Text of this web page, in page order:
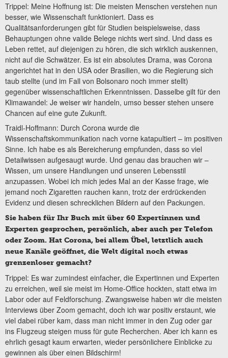
Trippel: Meine Hoffnung ist: Die meisten Menschen verstehen nun
besser, wie Wissenschaft funktioniert. Dass es
Qualitätsanforderungen gibt für Studien beispielsweise, dass
Behauptungen ohne valide Belege nichts wert sind. Und dass es
Leben rettet, auf diejenigen zu hören, die sich wirklich auskennen,
nicht auf die Schwätzer. Es ist ein absolutes Drama, was Corona
angerichtet hat in den USA oder Brasilien, wo die Regierung sich
taub stellte (und im Fall von Bolsonaro noch immer stellt)
gegenüber wissenschaftlichen Erkenntnissen. Dasselbe gilt für den
Klimawandel: Je weiser wir handeln, umso besser stehen unsere
Chancen auf eine gute Zukunft.
Traidl-Hoffmann: Durch Corona wurde die
Wissenschaftskommunikation nach vorne katapultiert – im positiven
Sinne. Ich habe es als Bereicherung empfunden, dass so viel
Detailwissen aufgesaugt wurde. Und genau das brauchen wir –
Wissen, um unsere Handlungen und unseren Lebensstil
anzupassen. Wobei ich mich jedes Mal an der Kasse frage, wie
jemand noch Zigaretten rauchen kann, trotz der erdrückenden
Evidenz und diesen schrecklichen Bildern auf den Packungen.
Sie haben für Ihr Buch mit über 60 Expertinnen und
Experten gesprochen, persönlich, aber auch per Telefon
oder Zoom. Hat Corona, bei allem Übel, letztlich auch
neue Kanäle geöffnet, die Welt digital noch etwas
grenzenloser gemacht?
Trippel: Es war zumindest einfacher, die Expertinnen und Experten
zu erreichen, weil sie meist im Home-Office hockten, statt etwa im
Labor oder auf Feldforschung. Zwangsweise haben wir die meisten
Interviews über Zoom gemacht, doch ich war positiv erstaunt, wie
viel dabei rüber kam, dass man nicht immer in den Zug oder gar
ins Flugzeug steigen muss für gute Recherchen. Aber ich kann es
ehrlich gesagt kaum erwarten, wieder persönlichere Einblicke zu
gewinnen als über einen Bildschirm!